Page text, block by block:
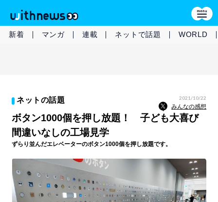
新着 マンガ 連載 ネットで話題 WORLD
ネットの話題 2021/10/22
みんなの感想
ボタン1000個を押し放題！ 子ども大喜び
間違いなしの工場見学
ずらり並んだエレベーターのボタン1000個を押し放題です。